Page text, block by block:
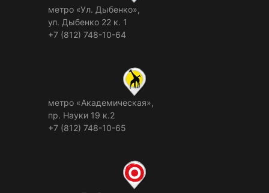
метро «Ул. Дыбенко»,
ул. Дыбенко 22 к. 1
+7 (812) 748-10-64
метро «Академическая»,
пр. Науки 19 к.2
+7 (812) 748-10-65